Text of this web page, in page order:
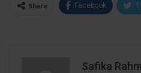
Share Facebook
Safika